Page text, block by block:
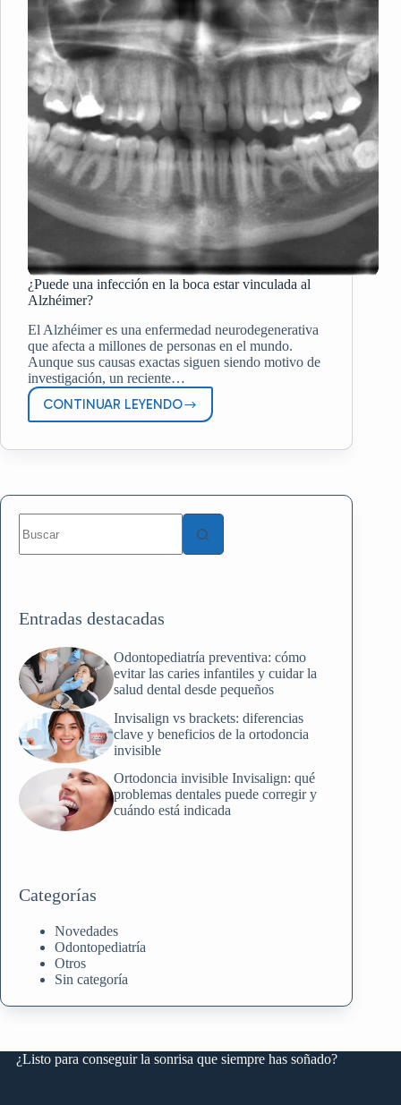
RESULTADOS?
¿Puede una infección en la boca estar vinculada al
Alzhéimer?
El Alzhéimer es una enfermedad neurodegenerativa
que afecta a millones de personas en el mundo.
Aunque sus causas exactas siguen siendo motivo de
investigación, un reciente…
CONTINUAR LEYENDO
¿PUEDE
UNA
BOCA
ALZHÉIMER?
resultados
Entradas destacadas
Odontopediatría preventiva: cómo
evitar las caries infantiles y cuidar la
salud dental desde pequeños
Invisalign vs brackets: diferencias
clave y beneficios de la ortodoncia
invisible
Ortodoncia invisible Invisalign: qué
problemas dentales puede corregir y
cuándo está indicada
Categorías
Novedades
Odontopediatría
Otros
Sin categoría
¿Listo para conseguir la sonrisa que siempre has soñado?